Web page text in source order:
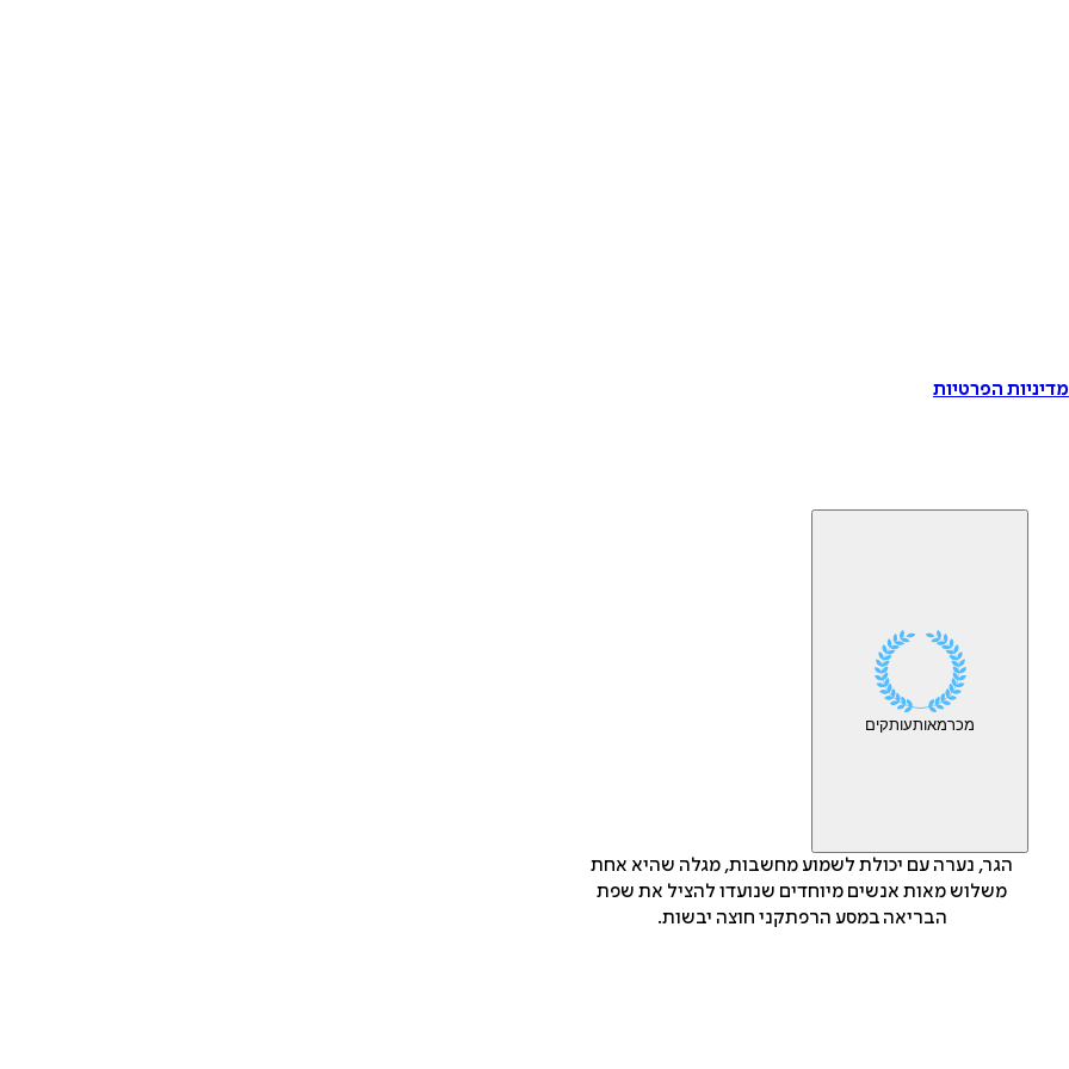
הפרטיות
מכרמאותעותקים
הגר, נערה עם יכולת לשמוע מחשבות, מגלה שהיא אחת
משלוש מאות אנשים מיוחדים שנועדו להציל את שפת
הבריאה במסע הרפתקני חוצה יבשות.